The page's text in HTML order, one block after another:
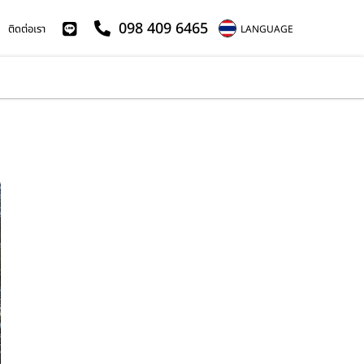
ติดต่อเรา 098 409 6465 LANGUAGE